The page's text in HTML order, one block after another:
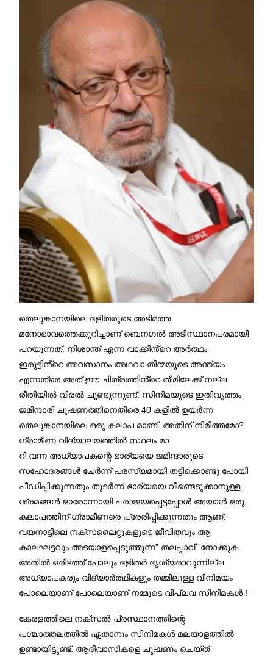
തെലുങ്കാനയിലെ ദളിതരുടെ അടിമത്ത
മനോഭാവത്തെക്കുറിച്ചാണ് ബെനഗൽ അടിസ്ഥാനപരമായി
പറയുന്നത്. നിശാന്ത് എന്ന വാക്കിൻ്റെ അർത്ഥം
ഇരുട്ടിൻ്റെ അവസാനം അഥവാ തിന്മയുടെ അന്ത്യം
എന്നത്രെ.അത് ഈ ചിത്രത്തിൻ്റെ തീമിലേക്ക് നല്ല
രീതിയിൽ വിരൽ ചൂണ്ടുന്നുണ്ട്. സിനിമയുടെ ഇതിവൃത്തം
ജമിന്ദാരി ചൂഷണത്തിനെതിരെ 40 കളിൽ ഉയർന്ന
തെലുങ്കാനയിലെ ഒരു കലാപ മാണ്. അതിന് നിമിത്തമോ?
ഗ്രാമീണ വിദ്യാലയത്തിൽ സ്ഥലം മാ
റി വന്ന അധ്യാപകന്റെ ഭാര്യയെ ജമിന്ദാരുടെ
സഹോദരങ്ങൾ ചേർന്ന് പരസ്യമായി തട്ടിക്കൊണ്ടു പോയി
പീഡിപ്പിക്കുന്നതും തുടർന്ന് ഭാര്യയെ വീണ്ടെടുക്കാനുള്ള
ശ്രമങ്ങൾ ഓരോന്നായി പരാജയപ്പെട്ടപ്പോൾ അയാൾ ഒരു
കലാപത്തിന് ഗ്രാമീണരെ പ്രേരിപ്പിക്കുന്നതും ആണ്.
വയനാട്ടിലെ നക്സലൈറ്റുകളുടെ ജീവിതവും ആ
കാലഘട്ടവും അടയാളപ്പെടുത്തുന്ന” തലപ്പാവ്” നോക്കുക.
അതിൽ ഒരിടത്ത് പോലും ദളിതർ ദൃശ്യരാവുന്നില്ല .
അധ്യാപകരും വിദ്യാർത്ഥികളും തമ്മിലുള്ള വിനിമയം
പോലെയാണ് പോലെയാണ് നമ്മുടെ വിപ്ലവ സിനിമകൾ !
കേരളത്തിലെ നക്സൽ പ്രസ്ഥാനത്തിന്റെ
പശ്ചാത്തലത്തിൽ ഏതാനും സിനിമകൾ മലയാളത്തിൽ
ഉണ്ടായിട്ടുണ്ട്. ആദിവാസികളെ ചൂഷണം ചെയ്ത്